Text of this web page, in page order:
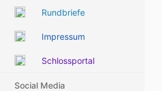
Rundbriefe
Impressum
Schlossportal
Social Media